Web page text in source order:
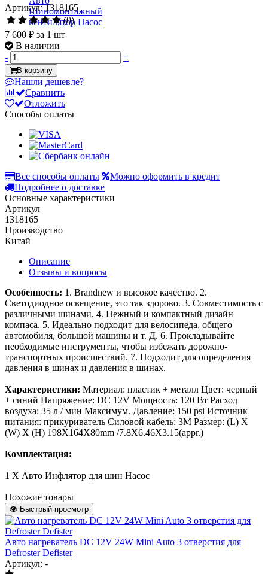
Артикул: 1318165
(0)
7 600 ₽ за 1 шт
В наличии
-
+
В корзину
Нашли дешевле?
Сравнить
Отложить
Способы оплаты
Все способы оплаты
Можно оформить в кредит
Подробнее о доставке
Основные характеристики
Артикул
1318165
Производство
Китай
Описание
Отзывы и вопросы
Особенность: 1. Brandnew и высокое качество. 2.
Светодиодное освещение, это так здорово. 3. Совместимость с
различными шинами. 4. Нежный и компактный дизайн
компаса. 5. Идеально подходит для велосипеда, общего
автомобиля, большой машины и т. Д. 6. Прокладывайте
необходимые инструменты, чтобы избежать дорожно-
транспортных происшествий. 7. Подходит для определения
давления в шинах и давления в шинах.
Характеристики: Материал: пластик + металл Цвет: черный
+ синий Напряжение: DC 12V Мощность: 120 Вт Расход
воздуха: 35 л / мин Максимум. Давление: 150 psi Источник
питания: прикуриватель Силовой кабель: 3M Размер: (L) X
(W) X (H) 198X164X80mm /7.8X6.46X3.15(appr.)
Комплектация:
1 X Авто Инфлятор для шин Насос
Похожие товары
Быстрый просмотр
Авто нагреватель DC 12V 24W Mini Auto 3 отверстия для
Defroster Defister
Артикул: -